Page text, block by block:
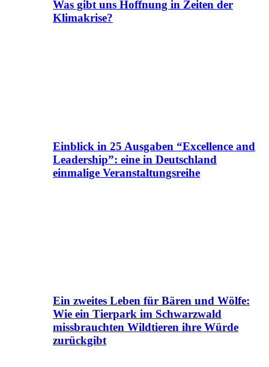
Was gibt uns Hoffnung in Zeiten der
Klimakrise?
Einblick in 25 Ausgaben “Excellence and
Leadership”: eine in Deutschland
einmalige Veranstaltungsreihe
Ein zweites Leben für Bären und Wölfe:
Wie ein Tierpark im Schwarzwald
missbrauchten Wildtieren ihre Würde
zurückgibt